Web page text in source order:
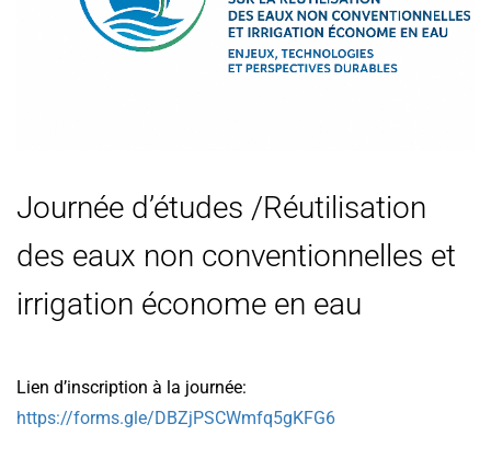
Journée d’études /Réutilisation
des eaux non conventionnelles et
irrigation économe en eau
Lien d’inscription à la journée:
https://forms.gle/DBZjPSCWmfq5gKFG6